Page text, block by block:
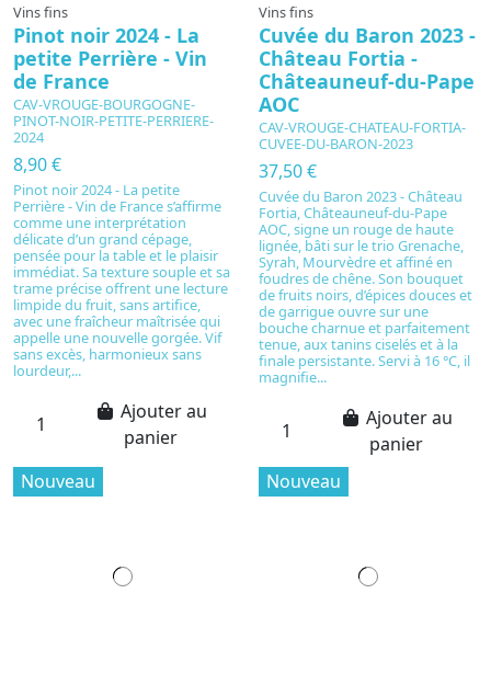
Vins fins
Pinot noir 2024 - La
petite Perrière - Vin
de France
CAV-VROUGE-BOURGOGNE-
PINOT-NOIR-PETITE-PERRIERE-
2024
8,90 €
Pinot noir 2024 - La petite
Perrière - Vin de France s’affirme
comme une interprétation
délicate d’un grand cépage,
pensée pour la table et le plaisir
immédiat. Sa texture souple et sa
trame précise offrent une lecture
limpide du fruit, sans artifice,
avec une fraîcheur maîtrisée qui
appelle une nouvelle gorgée. Vif
sans excès, harmonieux sans
lourdeur,...
Ajouter au
panier
Vins fins
Cuvée du Baron 2023 -
Château Fortia -
Châteauneuf-du-Pape
AOC
CAV-VROUGE-CHATEAU-FORTIA-
CUVEE-DU-BARON-2023
37,50 €
Cuvée du Baron 2023 - Château
Fortia, Châteauneuf-du-Pape
AOC, signe un rouge de haute
lignée, bâti sur le trio Grenache,
Syrah, Mourvèdre et affiné en
foudres de chêne. Son bouquet
de fruits noirs, d’épices douces et
de garrigue ouvre sur une
bouche charnue et parfaitement
tenue, aux tanins ciselés et à la
finale persistante. Servi à 16 °C, il
magnifie...
Ajouter au
panier
Nouveau
Nouveau